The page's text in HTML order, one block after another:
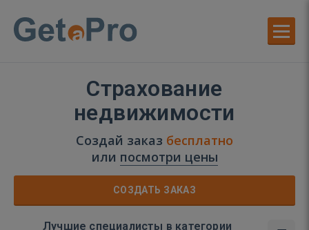
Страхование
недвижимости
Создай заказ бесплатно
или посмотри цены
СОЗДАТЬ ЗАКАЗ
Лучшие специалисты в категории